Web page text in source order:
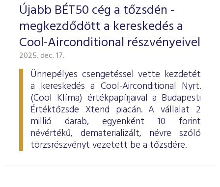
Újabb BÉT50 cég a tőzsdén -
megkezdődött a kereskedés a
Cool-Airconditional részvényeivel
2025. dec. 17.
Ünnepélyes csengetéssel vette kezdetét
a kereskedés a Cool-Airconditional Nyrt.
(Cool Klíma) értékpapírjaival a Budapesti
Értéktőzsde Xtend piacán. A vállalat 2
millió darab, egyenként 10 forint
névértékű, dematerializált, névre szóló
törzsrészvényt vezetett be a tőzsdére.